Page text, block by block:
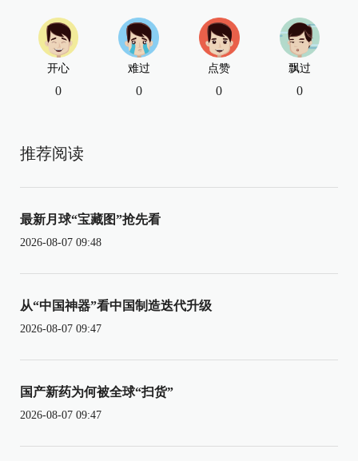
开心
0
难过
0
点赞
0
飘过
0
推荐阅读
最新月球“宝藏图”抢先看
2026-08-07 09:48
从“中国神器”看中国制造迭代升级
2026-08-07 09:47
国产新药为何被全球“扫货”
2026-08-07 09:47